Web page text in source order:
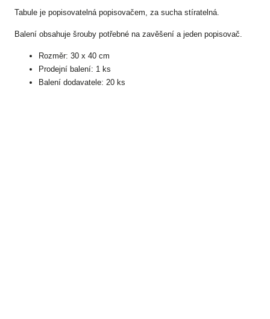
Tabule je popisovatelná popisovačem, za sucha stíratelná.
Balení obsahuje šrouby potřebné na zavěšení a jeden popisovač.
Rozměr: 30 x 40 cm
Prodejní balení: 1 ks
Balení dodavatele: 20 ks